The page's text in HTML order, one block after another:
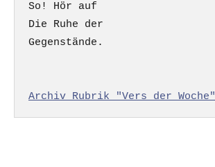
So! Hör auf
Die Ruhe der
Gegenstände.
Archiv Rubrik "Vers der Woche"